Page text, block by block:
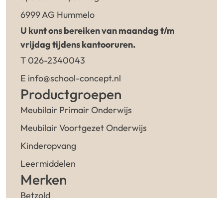
6999 AG Hummelo
U kunt ons bereiken van maandag t/m
vrijdag tijdens kantooruren.
T 026-2340043
E info@school-concept.nl
Productgroepen
Meubilair Primair Onderwijs
Meubilair Voortgezet Onderwijs
Kinderopvang
Leermiddelen
Merken
Betzold